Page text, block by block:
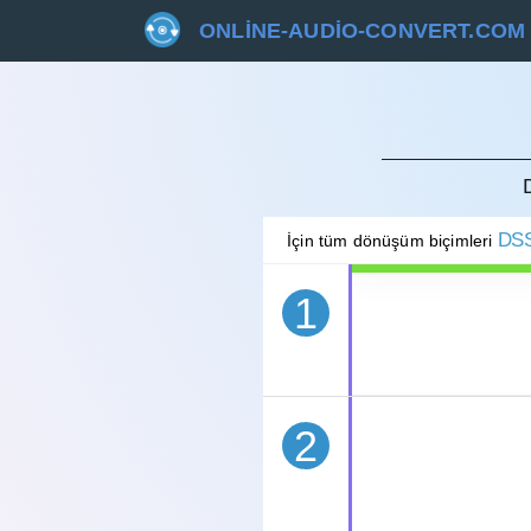
ONLINE-AUDIO-CONVERT.COM
İçin tüm dönüşüm biçimleri
1
İPTAL
2